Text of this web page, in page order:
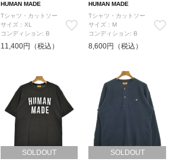
HUMAN MADE
Tシャツ・カットソー
サイズ：XL
コンディション: B
11,400円（税込）
HUMAN MADE
Tシャツ・カットソー
サイズ：M
コンディション: B
8,600円（税込）
SOLDOUT SOLDOUT